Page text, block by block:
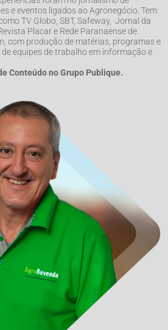
e eventos ligados ao Agronegócio. Tem
TV Globo, SBT, Safeway, Jornal da
Placar e Rede Paranaense de
com produção de matérias, programas e
equipes de trabalho em informação e
Conteúdo no Grupo Publique.